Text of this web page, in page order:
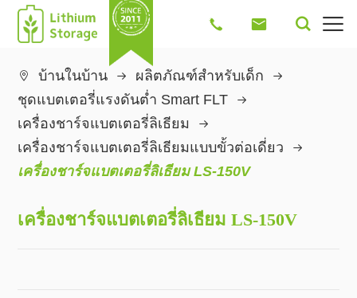
   
 บ้านในบ้าน
ผลิตภัณฑ์สำหรับเด็ก
ชุดแบตเตอรี่แรงดันต่ำ Smart FLT
เครื่องชาร์จแบตเตอรี่ลิเธียม
เครื่องชาร์จแบตเตอรี่ลิเธียมแบบขั้วต่อเดี่ยว
เครื่องชาร์จแบตเตอรี่ลิเธียม LS-150V
เครื่องชาร์จแบตเตอรี่ลิเธียม LS-150V